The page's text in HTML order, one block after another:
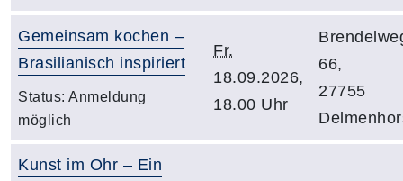
Gemeinsam kochen –
Brasilianisch inspiriert
Status: Anmeldung
möglich
Fr.
18.09.2026,
18.00 Uhr
66,
27755
Kunst im Ohr – Ein